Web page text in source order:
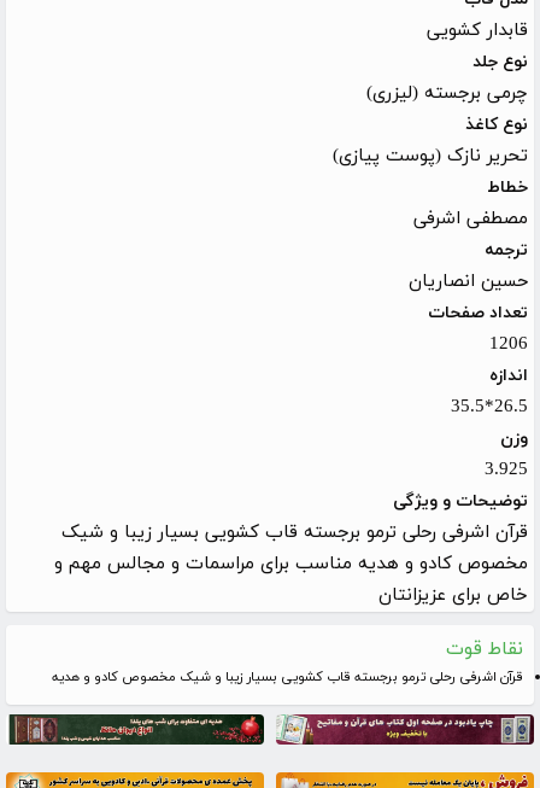
قابدار کشویی
نوع جلد
چرمی برجسته (لیزری)
نوع کاغذ
تحریر نازک (پوست پیازی)
خطاط
مصطفی اشرفی
ترجمه
حسین انصاریان
تعداد صفحات
1206
اندازه
26.5*35.5
وزن
3.925
توضیحات و ویژگی
قرآن اشرفی رحلی ترمو برجسته قاب کشویی بسیار زیبا و شیک
مخصوص کادو و هدیه مناسب برای مراسمات و مجالس مهم و
خاص برای عزیزانتان
نقاط قوت
قرآن اشرفی رحلی ترمو برجسته قاب کشویی بسیار زیبا و شیک مخصوص کادو و هدیه